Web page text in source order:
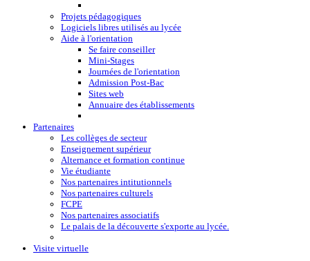
Projets pédagogiques
Logiciels libres utilisés au lycée
Aide à l'orientation
Se faire conseiller
Mini-Stages
Journées de l'orientation
Admission Post-Bac
Sites web
Annuaire des établissements
Partenaires
Les collèges de secteur
Enseignement supérieur
Alternance et formation continue
Vie étudiante
Nos partenaires intitutionnels
Nos partenaires culturels
FCPE
Nos partenaires associatifs
Le palais de la découverte s'exporte au lycée.
Visite virtuelle